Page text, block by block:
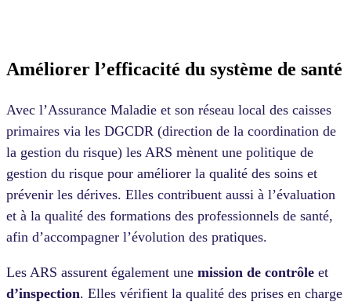
Améliorer l’efficacité du système de santé
Avec l’Assurance Maladie et son réseau local des caisses
primaires via les DGCDR (direction de la coordination de
la gestion du risque) les ARS mènent une politique de
gestion du risque pour améliorer la qualité des soins et
prévenir les dérives. Elles contribuent aussi à l’évaluation
et à la qualité des formations des professionnels de santé,
afin d’accompagner l’évolution des pratiques.
Les ARS assurent également une mission de contrôle et
d’inspection. Elles vérifient la qualité des prises en charge